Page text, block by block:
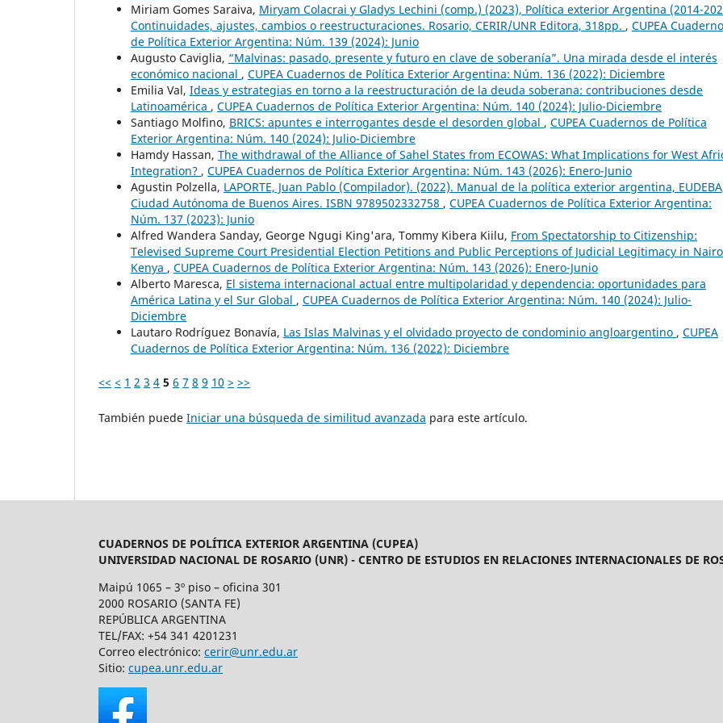
Miriam Gomes Saraiva, Miryam Colacrai y Gladys Lechini (comp.) (2023), Política exterior Argentina (2014-
Continuidades, ajustes, cambios o reestructuraciones. Rosario, CERIR/UNR Editora, 318pp. , CUPEA
de Política Exterior Argentina: Núm. 139 (2024): Junio
Augusto Caviglia, “Malvinas: pasado, presente y futuro en clave de soberanía”. Una mirada desde el interés
económico nacional , CUPEA Cuadernos de Política Exterior Argentina: Núm. 136 (2022): Diciembre
Emilia Val, Ideas y estrategias en torno a la reestructuración de la deuda soberana: contribuciones desde
Latinoamérica , CUPEA Cuadernos de Política Exterior Argentina: Núm. 140 (2024): Julio-Diciembre
Santiago Molfino, BRICS: apuntes e interrogantes desde el desorden global , CUPEA Cuadernos de Política
Exterior Argentina: Núm. 140 (2024): Julio-Diciembre
Hamdy Hassan, The withdrawal of the Alliance of Sahel States from ECOWAS: What Implications for West
Integration? , CUPEA Cuadernos de Política Exterior Argentina: Núm. 143 (2026): Enero-Junio
Agustin Polzella, LAPORTE, Juan Pablo (Compilador). (2022). Manual de la política exterior argentina,
Ciudad Autónoma de Buenos Aires. ISBN 9789502332758 , CUPEA Cuadernos de Política Exterior Argentina:
Núm. 137 (2023): Junio
Alfred Wandera Sanday, George Ngugi King'ara, Tommy Kibera Kiilu, From Spectatorship to Citizenship:
Televised Supreme Court Presidential Election Petitions and Public Perceptions of Judicial Legitimacy in
Kenya , CUPEA Cuadernos de Política Exterior Argentina: Núm. 143 (2026): Enero-Junio
Alberto Maresca, El sistema internacional actual entre multipolaridad y dependencia: oportunidades para
América Latina y el Sur Global , CUPEA Cuadernos de Política Exterior Argentina: Núm. 140 (2024): Julio-
Diciembre
Lautaro Rodríguez Bonavía, Las Islas Malvinas y el olvidado proyecto de condominio angloargentino , CUPEA
Cuadernos de Política Exterior Argentina: Núm. 136 (2022): Diciembre
<< < 1 2 3 4 5 6 7 8 9 10 > >>
También puede Iniciar una búsqueda de similitud avanzada para este artículo.
CUADERNOS DE POLÍTICA EXTERIOR ARGENTINA (CUPEA)
UNIVERSIDAD NACIONAL DE ROSARIO (UNR) - CENTRO DE ESTUDIOS EN RELACIONES INTERNACIONALES DE
Maipú 1065 – 3º piso – oficina 301
2000 ROSARIO (SANTA FE)
REPÚBLICA ARGENTINA
TEL/FAX: +54 341 4201231
Correo electrónico: cerir@unr.edu.ar
Sitio: cupea.unr.edu.ar